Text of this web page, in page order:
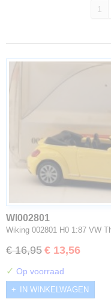
1
WI002801
Wiking 002801 H0 1:87 VW
€ 16,95 € 13,56
✓ Op voorraad
IN WINKELWAGEN